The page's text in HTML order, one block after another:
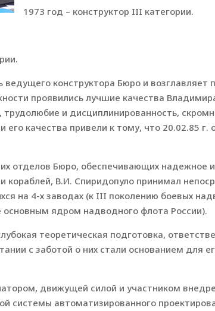
1973 год – конструктор III категории.
конструктора Бюро и возглавляет
проявились лучшие качества
и дисциплинированность,
его качества привели к тому, что 20.02.85
отделов Бюро, обеспечивающих надежное
кораблей, В.И. Спиридопуло принимал
на 4-х заводах (к III поколению боевых
ядром надводного флота России).
теоретическая подготовка,
с заботой о них стали основанием для
движущей силой и участником
системы автоматизированного